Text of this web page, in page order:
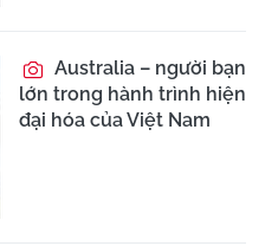
Australia – người bạn
lớn trong hành trình hiện
đại hóa của Việt Nam